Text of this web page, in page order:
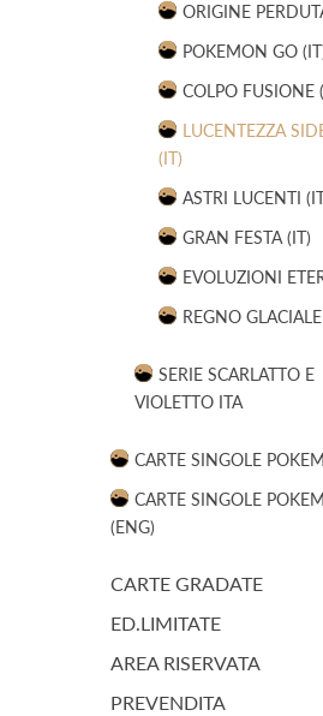
ORIGINE
POKEMON GO
COLPO FUSIONE
LUCENTEZZA
(IT)
ASTRI LUCENTI
GRAN FESTA (IT)
EVOLUZIONI
REGNO
SERIE SCARLATTO E
VIOLETTO ITA
CARTE SINGOLE
CARTE SINGOLE
(ENG)
CARTE GRADATE
ED.LIMITATE
AREA RISERVATA
PREVENDITA